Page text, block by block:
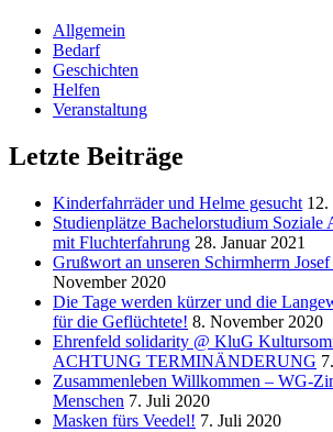
Allgemein
Bedarf
Geschichten
Helfen
Veranstaltung
Letzte Beiträge
Kinderfahrräder und Helme gesucht 12.
Studienplätze Bachelorstudium Soziale
mit Fluchterfahrung 28. Januar 2021
Grußwort an unseren Schirmherrn
November 2020
Die Tage werden kürzer und die
für die Geflüchtete! 8. November 2020
Ehrenfeld solidarity @ KluG
ACHTUNG TERMINÄNDERUNG
Zusammenleben Willkommen – WG-
Menschen 7. Juli 2020
Masken fürs Veedel! 7. Juli 2020